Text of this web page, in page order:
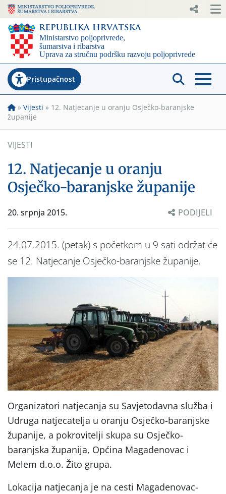
Pristupačnost
» Vijesti » 12. Natjecanje u oranju Osječko-baranjske
županije
VIJESTI
12. Natjecanje u oranju
Osječko-baranjske županije
20. srpnja 2015. PODIJELI
24.07.2015. (petak) s početkom u 9 sati održat će
se 12. Natjecanje Osječko-baranjske županije.
Organizatori natjecanja su Savjetodavna služba i
Udruga natjecatelja u oranju Osječko-baranjske
županije, a pokrovitelji skupa su Osječko-
baranjska županija, Općina Magadenovac i
Melem d.o.o. Žito grupa.
Lokacija natjecanja je na cesti Magadenovac-